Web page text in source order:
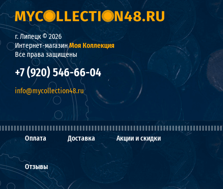
г. Липецк © 2026
Интернет-магазинМоя Коллекция
Все права защищены
+7 (920) 546-66-04
info@mycollection48.ru
Оплата Доставка Акции и скидки
Отзывы